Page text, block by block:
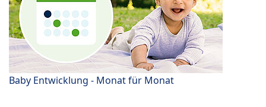
Baby Entwicklung - Monat für Monat